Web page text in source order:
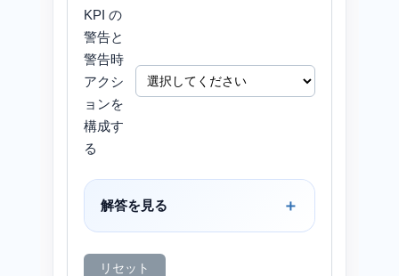
KPI の
警告と
警告時
アクシ
ョンを
構成す
る
解答を見る
リセット